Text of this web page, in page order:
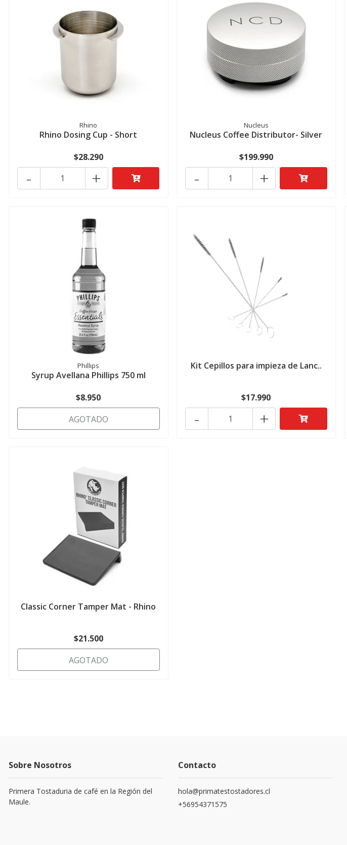
Rhino
Rhino Dosing Cup - Short
$28.290
+
-
Nucleus
Nucleus Coffee Distributor- Silver
$199.990
+
-
Phillips
Syrup Avellana Phillips 750 ml
$8.950
AGOTADO
Kit Cepillos para impieza de Lanc..
$17.990
+
-
Classic Corner Tamper Mat - Rhino
$21.500
AGOTADO
Sobre Nosotros
Primera Tostaduria de café en la Región del
Maule.
Contacto
hola@primatestostadores.cl
+56954371575